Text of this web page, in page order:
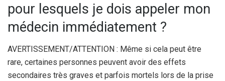
pour lesquels je dois appeler mon
médecin immédiatement ?
AVERTISSEMENT/ATTENTION : Même si cela peut être
rare, certaines personnes peuvent avoir des effets
secondaires très graves et parfois mortels lors de la prise